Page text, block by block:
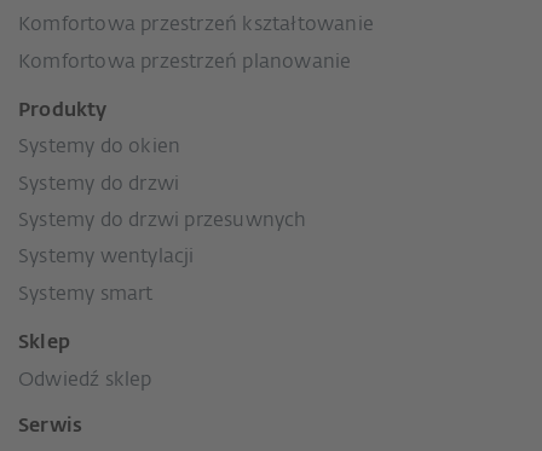
Komfortowa przestrzeń kształtowanie
Komfortowa przestrzeń planowanie
Produkty
Systemy do okien
Systemy do drzwi
Systemy do drzwi przesuwnych
Systemy wentylacji
Systemy smart
Sklep
Odwiedź sklep
Serwis